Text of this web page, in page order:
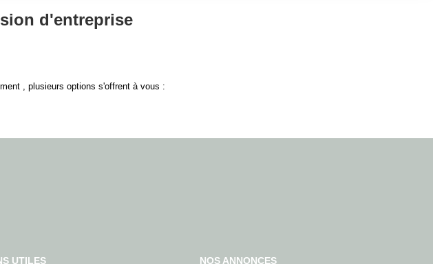
d'entreprise
, plusieurs options s'offrent à vous :
UTILES
NOS ANNONCES